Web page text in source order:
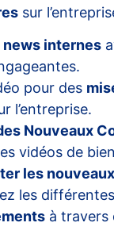
sur
news internes
pour des
l’entreprise.
Nouveaux
vidéos de
les
les
à travers